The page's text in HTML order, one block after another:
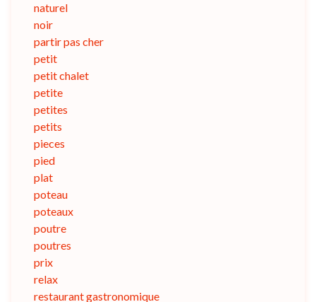
naturel
noir
partir pas cher
petit
petit chalet
petite
petites
petits
pieces
pied
plat
poteau
poteaux
poutre
poutres
prix
relax
restaurant gastronomique